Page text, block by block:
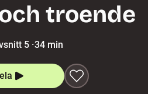
troende
5 ·34 min